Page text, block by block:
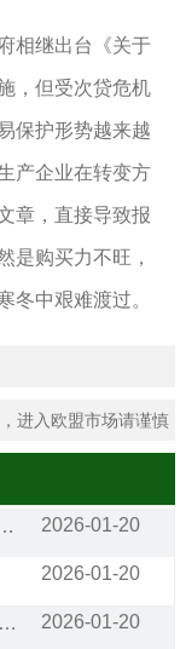
相继出台《关于
，但受次贷危机
保护形势越来越
产企业在转变方
章，直接导致报
是购买力不旺，
冬中艰难渡过。
进入欧盟市场请谨慎
2026-01-20
2026-01-20
2026-01-20